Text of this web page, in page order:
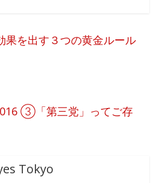
果を出す３つの黄金ルール
③「第三党」ってご存
Tokyo